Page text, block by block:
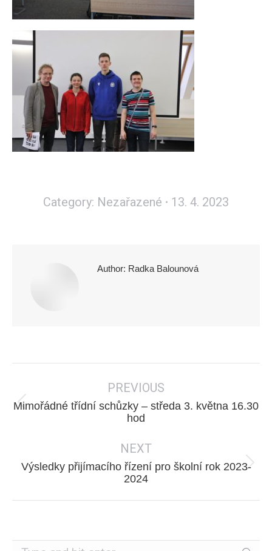
Category: Nezařazené 13. 4. 2023
Author: Radka Balounová
navigation
PREVIOUS
Previous
Mimořádné třídní schůzky – středa 3. května 16.30
hod
NEXT
Next
Výsledky přijímacího řízení pro školní rok 2023-
2024
Search: